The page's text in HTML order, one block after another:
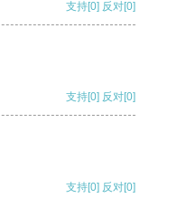
支持[0] 反对[0]
支持[0] 反对[0]
支持[0] 反对[0]